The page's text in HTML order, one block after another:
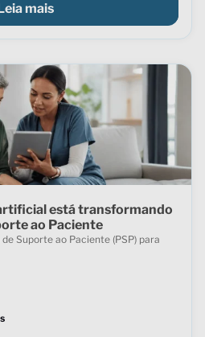
mais
está transformando
ao Paciente
Suporte ao Paciente (PSP) para